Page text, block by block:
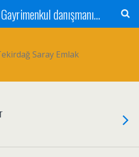
Emlak ofisi / Gayrimenkul danışmanı Satılık daire / Kiralık daire Satılık arsa / Tarla Satılık dükkan / Mağaza Devren satılık işyeri Depo ve antrepo Yatırım: Yatırımlık arsa
Saray Emlak